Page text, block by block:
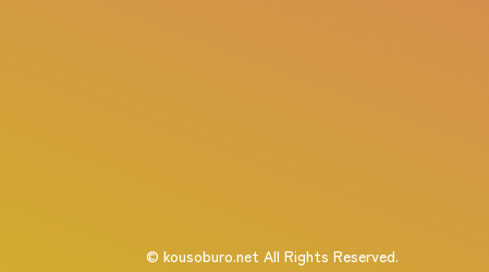
© kousoburo.net All Rights Reserved.